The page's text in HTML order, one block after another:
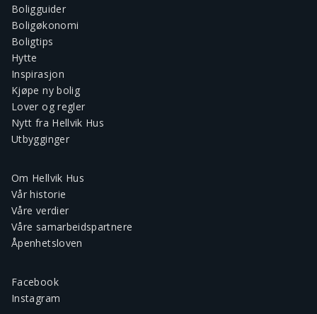
Boligguider
Boligøkonomi
Boligtips
Hytte
Inspirasjon
Kjøpe ny bolig
Lover og regler
Nytt fra Hellvik Hus
Utbygginger
Om Hellvik Hus
Vår historie
Våre verdier
Våre samarbeidspartnere
Åpenhetsloven
Facebook
Instagram